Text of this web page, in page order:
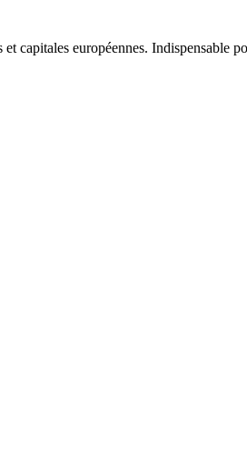
capitales européennes. Indispensable